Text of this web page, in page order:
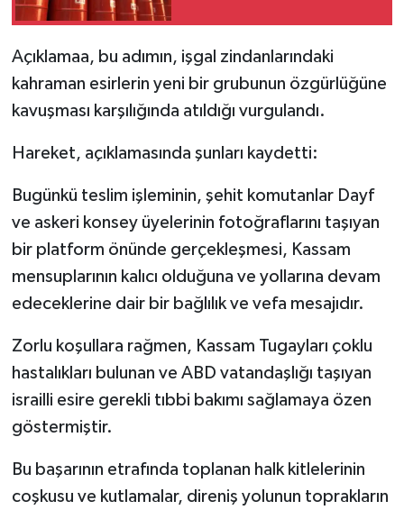
Açıklamaa, bu adımın, işgal zindanlarındaki
kahraman esirlerin yeni bir grubunun özgürlüğüne
kavuşması karşılığında atıldığı vurgulandı.
Hareket, açıklamasında şunları kaydetti:
Bugünkü teslim işleminin, şehit komutanlar Dayf
ve askeri konsey üyelerinin fotoğraflarını taşıyan
bir platform önünde gerçekleşmesi, Kassam
mensuplarının kalıcı olduğuna ve yollarına devam
edeceklerine dair bir bağlılık ve vefa mesajıdır.
Zorlu koşullara rağmen, Kassam Tugayları çoklu
hastalıkları bulunan ve ABD vatandaşlığı taşıyan
israilli esire gerekli tıbbi bakımı sağlamaya özen
göstermiştir.
Bu başarının etrafında toplanan halk kitlelerinin
coşkusu ve kutlamalar, direniş yolunun toprakların